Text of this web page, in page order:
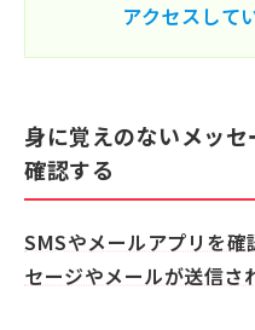
アクセスして
身に覚えのないメッ
確認する
SMSやメールアプリを確
セージやメールが送信さ